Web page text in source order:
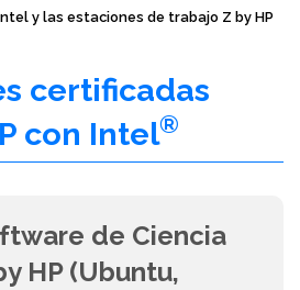
y las estaciones de trabajo Z by HP
certificadas
con Intel®
de Ciencia
HP (Ubuntu,